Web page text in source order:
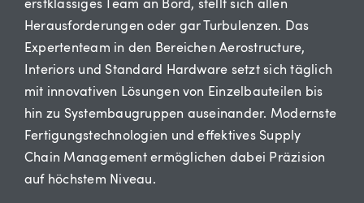
Herausforderungen oder gar Turbulenzen. Das
Expertenteam in den Bereichen Aerostructure,
Interiors und Standard Hardware setzt sich täglich
mit innovativen Lösungen von Einzelbauteilen bis
hin zu Systembaugruppen auseinander. Modernste
Fertigungstechnologien und effektives Supply
Chain Management ermöglichen dabei Präzision
auf höchstem Niveau.